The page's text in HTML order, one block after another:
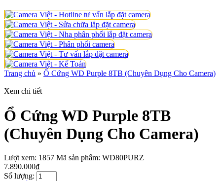
Trang chủ » Ổ Cứng WD Purple 8TB (Chuyên Dụng Cho Camera)
Xem chi tiết
Ổ Cứng WD Purple 8TB
(Chuyên Dụng Cho Camera)
Lượt xem: 1857 Mã sản phẩm: WD80PURZ
7.890.000₫
Số lượng: